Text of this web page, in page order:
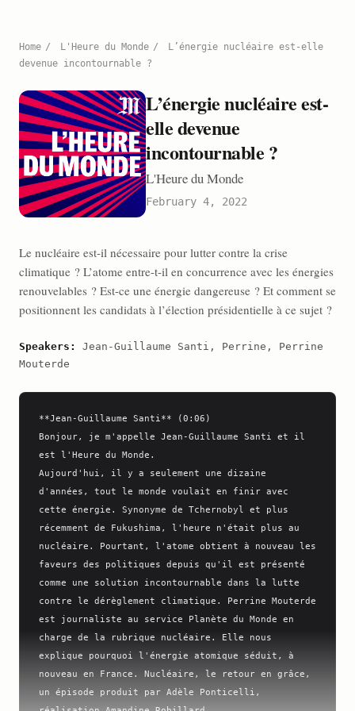
Home / L'Heure du Monde /
L’énergie nucléaire est-elle
devenue incontournable ?
L’énergie nucléaire est-
elle devenue
incontournable ?
L'Heure du Monde
February 4, 2022
Le nucléaire est-il nécessaire pour lutter contre la crise
climatique ? L’atome entre-t-il en concurrence avec les énergies
renouvelables ? Est-ce une énergie dangereuse ? Et comment se
positionnent les candidats à l’élection présidentielle à ce sujet ?
Speakers:
Jean-Guillaume Santi, Perrine, Perrine
Mouterde
**Jean-Guillaume Santi** (0:06)
Bonjour, je m'appelle Jean-Guillaume Santi et il
est l'Heure du Monde.
Aujourd'hui, il y a seulement une dizaine
d'années, tout le monde voulait en finir avec
cette énergie. Synonyme de Tchernobyl et plus
récemment de Fukushima, l'heure n'était plus au
nucléaire. Pourtant, l'atome obtient à nouveau les
faveurs des politiques depuis qu'il est présenté
comme une solution incontournable dans la lutte
contre le dérèglement climatique. Perrine Mouterde
est journaliste au service Planète du Monde en
charge de la rubrique nucléaire. Elle nous
explique pourquoi l'énergie atomique séduit, à
nouveau en France. Nucléaire, le retour en grâce,
un épisode produit par Adèle Ponticelli,